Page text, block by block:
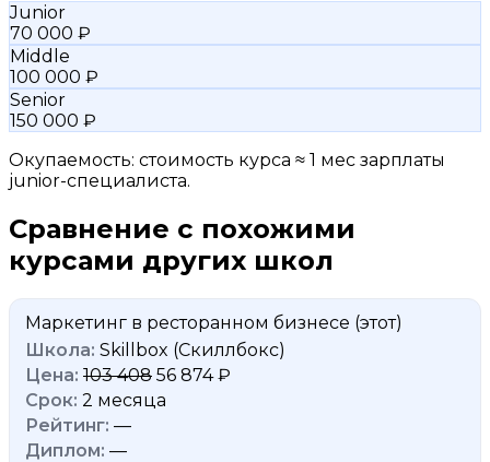
Junior
70 000 ₽
Middle
100 000 ₽
Senior
150 000 ₽
Окупаемость: стоимость курса ≈ 1 мес зарплаты
junior-специалиста.
Сравнение с похожими
курсами других школ
Маркетинг в ресторанном бизнесе (этот)
Skillbox (Скиллбокс)
103 408 56 874 ₽
2 месяца
—
—